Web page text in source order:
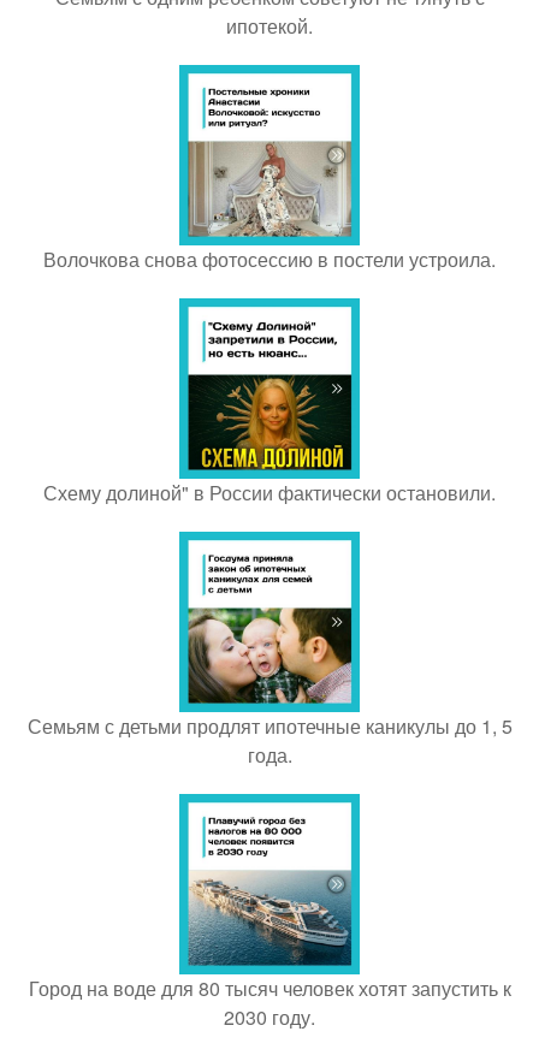
ипотекой.
Волочкова снова фотосессию в постели устроила.
Схему долиной" в России фактически остановили.
Семьям с детьми продлят ипотечные каникулы до 1, 5
года.
Город на воде для 80 тысяч человек хотят запустить к
2030 году.